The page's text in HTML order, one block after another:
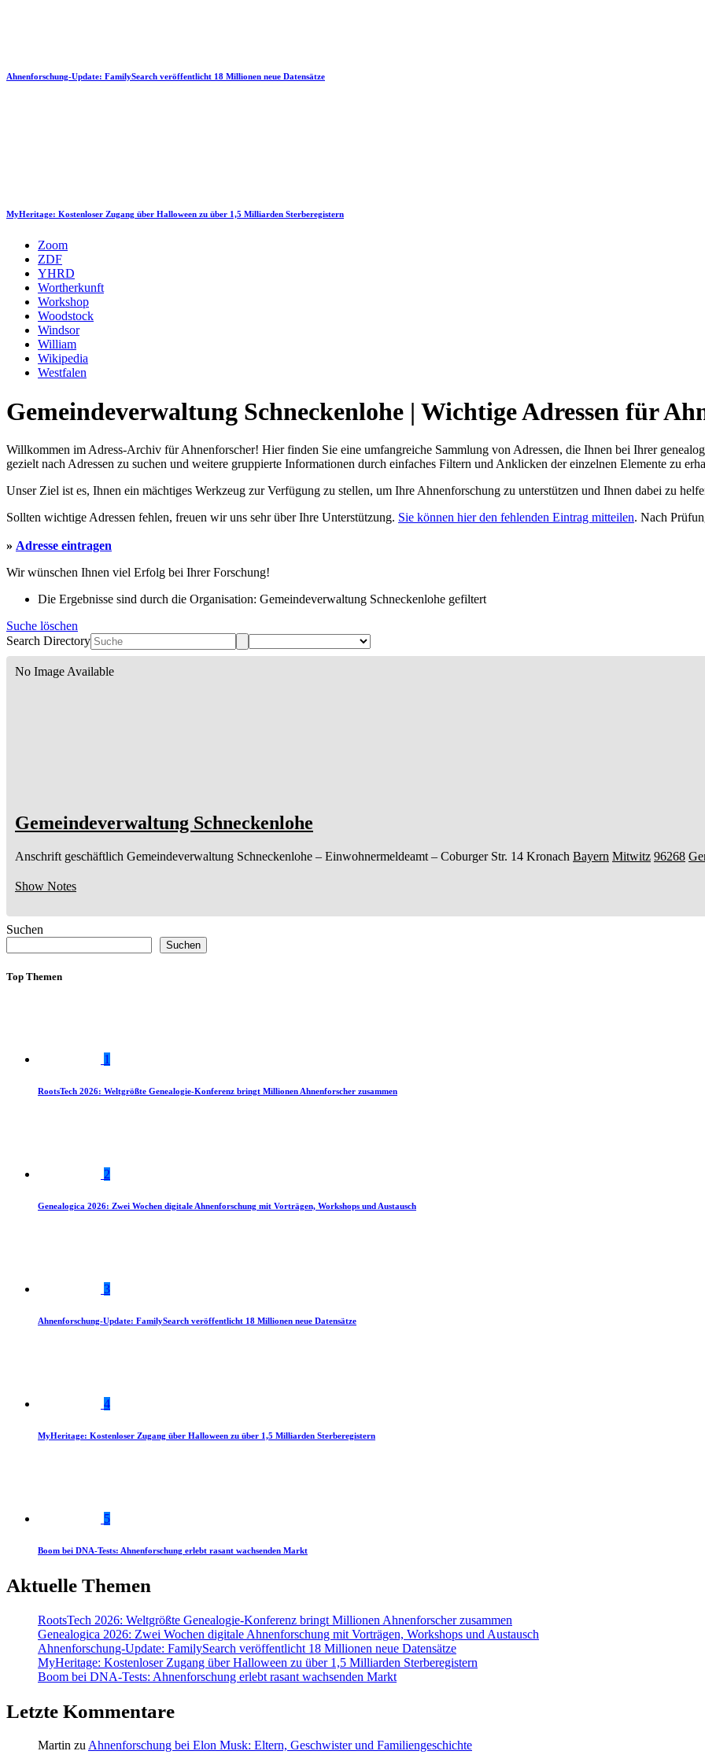
Ahnenforschung-Update: FamilySearch veröffentlicht 18 Millionen neue Datensätze
MyHeritage: Kostenloser Zugang über Halloween zu über 1,5 Milliarden Sterberegistern
Zoom
ZDF
YHRD
Wortherkunft
Workshop
Woodstock
Windsor
William
Wikipedia
Westfalen
Gemeindeverwaltung Schneckenlohe | Wichtige Adressen für
Willkommen im Adress-Archiv für Ahnenforscher! Hier finden Sie eine umfangreiche Sammlung von Adressen, die Ihnen bei Ihrer
gezielt nach Adressen zu suchen und weitere gruppierte Informationen durch einfaches Filtern und Anklicken der einzelnen Elemente zu
Unser Ziel ist es, Ihnen ein mächtiges Werkzeug zur Verfügung zu stellen, um Ihre Ahnenforschung zu unterstützen und Ihnen dabei zu
Sollten wichtige Adressen fehlen, freuen wir uns sehr über Ihre Unterstützung. Sie können hier den fehlenden Eintrag mitteilen. Nach
» Adresse eintragen
Wir wünschen Ihnen viel Erfolg bei Ihrer Forschung!
Die Ergebnisse sind durch die Organisation: Gemeindeverwaltung Schneckenlohe gefiltert
Suche löschen
Search Directory
No Image Available
Gemeindeverwaltung Schneckenlohe
Anschrift geschäftlich Gemeindeverwaltung Schneckenlohe – Einwohnermeldeamt – Coburger Str. 14 Kronach Bayern Mitwitz 96268
Show Notes
Suchen
Suchen
Top Themen
1
RootsTech 2026: Weltgrößte Genealogie-Konferenz bringt Millionen Ahnenforscher zusammen
2
Genealogica 2026: Zwei Wochen digitale Ahnenforschung mit Vorträgen, Workshops und Austausch
3
Ahnenforschung-Update: FamilySearch veröffentlicht 18 Millionen neue Datensätze
4
MyHeritage: Kostenloser Zugang über Halloween zu über 1,5 Milliarden Sterberegistern
5
Boom bei DNA-Tests: Ahnenforschung erlebt rasant wachsenden Markt
Aktuelle Themen
RootsTech 2026: Weltgrößte Genealogie-Konferenz bringt Millionen Ahnenforscher zusammen
Genealogica 2026: Zwei Wochen digitale Ahnenforschung mit Vorträgen, Workshops und Austausch
Ahnenforschung-Update: FamilySearch veröffentlicht 18 Millionen neue Datensätze
MyHeritage: Kostenloser Zugang über Halloween zu über 1,5 Milliarden Sterberegistern
Boom bei DNA-Tests: Ahnenforschung erlebt rasant wachsenden Markt
Letzte Kommentare
Martin zu Ahnenforschung bei Elon Musk: Eltern, Geschwister und Familiengeschichte